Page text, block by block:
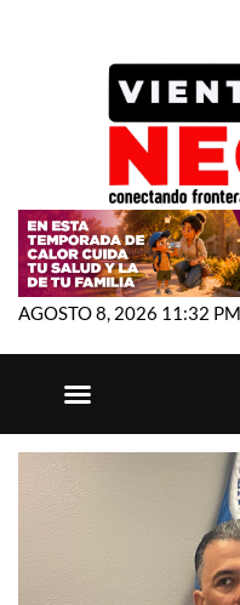
AGOSTO 8, 2026 11:32 PM